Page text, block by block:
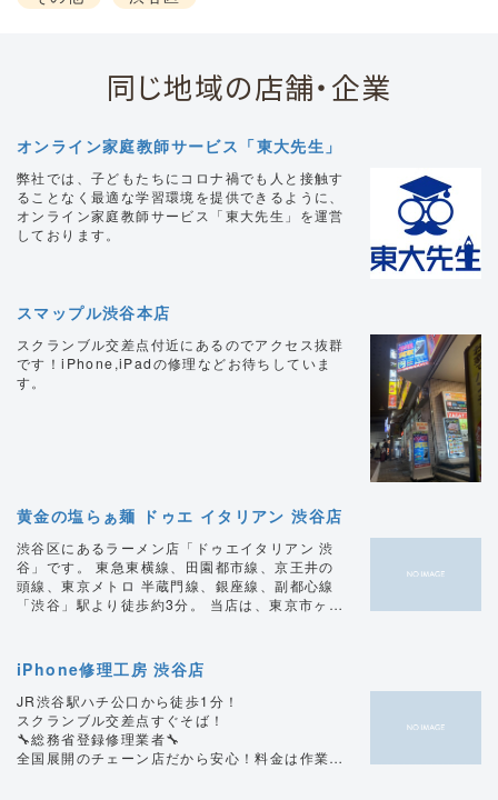
同じ地域の店舗・企業
オンライン家庭教師サービス「東大先生」
弊社では、子どもたちにコロナ禍でも人と接触す
ることなく最適な学習環境を提供できるように、
オンライン家庭教師サービス「東大先生」を運営
しております。
スマップル渋谷本店
スクランブル交差点付近にあるのでアクセス抜群
です！iPhone,iPadの修理などお待ちしていま
す。
黄金の塩らぁ麺 ドゥエ イタリアン 渋谷店
渋谷区にあるラーメン店「ドゥエイタリアン 渋
谷」です。 東急東横線、田園都市線、京王井の
頭線、東京メトロ 半蔵門線、銀座線、副都心線
「渋谷」駅より徒歩約3分。 当店は、東京市ヶ谷
シェフ石塚が生み出す“らぁ麺”は鶏ガラを主に昆
布やホタテの旨味をたっぷりと効かせた絶妙
な“コクとキレ”を追求したこだわりの黄金スープ
が特徴。 丼一杯のフルコースをコンセプトにし
た“らぁ麺フロマージュ”はシェフ石塚特製とろ～
り濃厚チーズを麺に絡めて食べる“新しいらぁ麺
iPhone修理工房 渋谷店
JR渋谷駅ハチ公口から徒歩1分！
スクランブル交差点すぐそば！
🔧総務省登録修理業者🔧
全国展開のチェーン店だから安心！料金は作業費